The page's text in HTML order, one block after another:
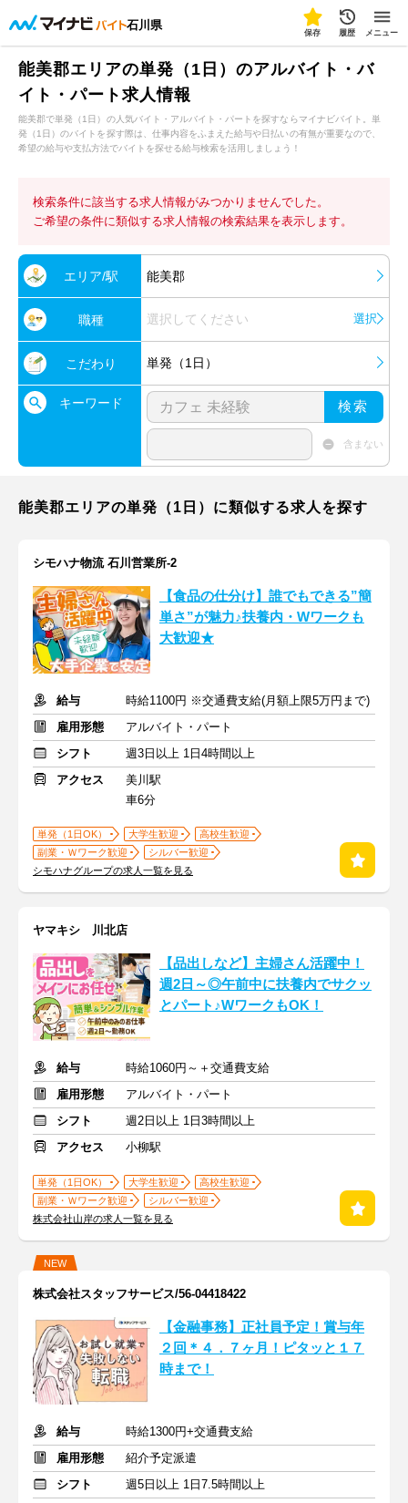
石川県
保存 履歴 メニュー
能美郡エリアの単発（1日）のアルバイト・バ
イト・パート求人情報
能美郡で単発（1日）の人気バイト・アルバイト・パートを探すならマイナビバイト。単
発（1日）のバイトを探す際は、仕事内容をふまえた給与や日払いの有無が重要なので、
希望の給与や支払方法でバイトを探せる給与検索を活用しましょう！
検索条件に該当する求人情報がみつかりませんでした。
ご希望の条件に類似する求人情報の検索結果を表示します。
エリア/駅 能美郡
職種 選択してください 選択
こだわり 単発（1日）
キーワード 検索
含まない
能美郡エリアの単発（1日）に類似する求人を探す
シモハナ物流 石川営業所-2
【食品の仕分け】誰でもできる”簡
単さ”が魅力♪扶養内・Wワークも
大歓迎★
給与
時給1100円 ※交通費支給(月額上限5万円まで)
雇用形態
アルバイト・パート
シフト
週3日以上 1日4時間以上
アクセス
美川駅
車6分
単発（1日OK） 大学生歓迎
高校生歓迎
副業・Ｗワーク歓迎
シルバー歓迎
シモハナグループの求人一覧を見る
ヤマキシ 川北店
【品出しなど】主婦さん活躍中！
週2日～◎午前中に扶養内でサクッ
とパート♪WワークもOK！
給与
時給1060円～＋交通費支給
雇用形態
アルバイト・パート
シフト
週2日以上 1日3時間以上
アクセス
小柳駅
単発（1日OK） 大学生歓迎
高校生歓迎
副業・Ｗワーク歓迎
シルバー歓迎
株式会社山岸の求人一覧を見る
NEW
株式会社スタッフサービス/56-04418422
【金融事務】正社員予定！賞与年
２回＊４．７ヶ月！ピタッと１７
時まで！
給与
時給1300円+交通費支給
雇用形態
紹介予定派遣
シフト
週5日以上 1日7.5時間以上